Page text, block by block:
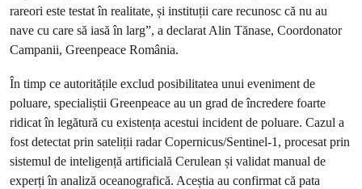
rareori este testat în realitate, și instituții care recunosc că nu au
nave cu care să iasă în larg”, a declarat Alin Tănase, Coordonator
Campanii, Greenpeace România.
În timp ce autoritățile exclud posibilitatea unui eveniment de
poluare, specialiștii Greenpeace au un grad de încredere foarte
ridicat în legătură cu existența acestui incident de poluare. Cazul a
fost detectat prin sateliții radar Copernicus/Sentinel-1, procesat prin
sistemul de inteligență artificială Cerulean și validat manual de
experți în analiză oceanografică. Aceștia au confirmat că pata